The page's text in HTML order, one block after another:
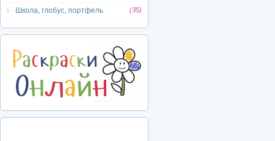
Школа, глобус, портфель (35)